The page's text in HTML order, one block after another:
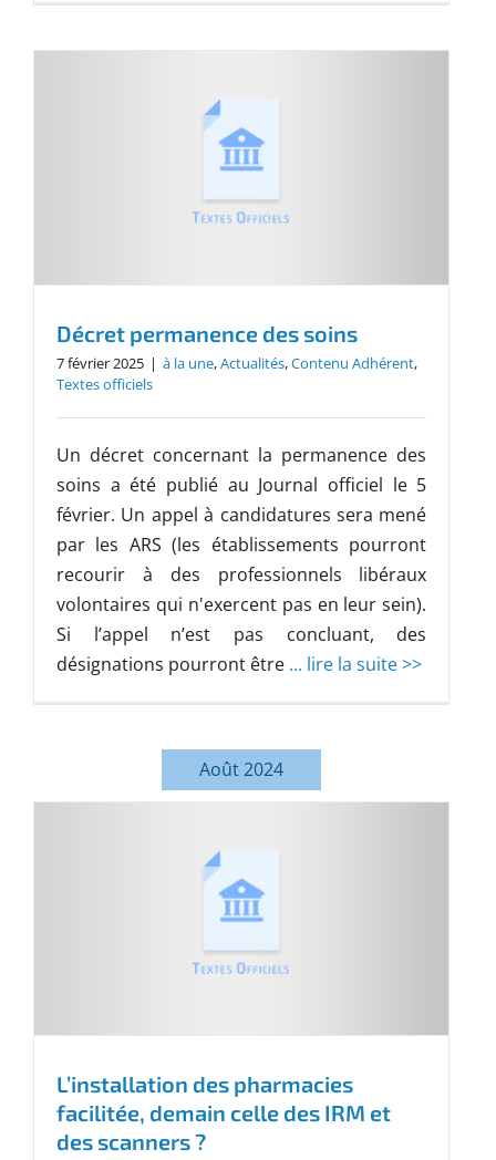
Décret permanence des soins
7 février 2025 | à la une,Actualités,Contenu Adhérent,
Textes officiels
Un décret concernant la permanence des
soins a été publié au Journal officiel le 5
février. Un appel à candidatures sera mené
par les ARS (les établissements pourront
recourir à des professionnels libéraux
volontaires qui n'exercent pas en leur sein).
Si l’appel n’est pas concluant, des
désignations pourront être ... lire la suite >>
Août 2024
L’installation des pharmacies
facilitée, demain celle des IRM et
des scanners ?